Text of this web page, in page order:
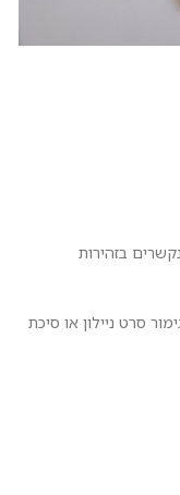
בזהירות
סרט ניילון או סיכת